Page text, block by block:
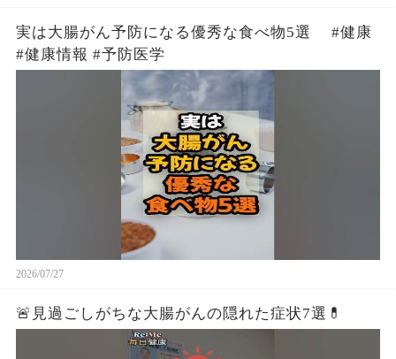
実は大腸がん予防になる優秀な食べ物5選 #健康
#健康情報 #予防医学
2026/07/27
🚨見過ごしがちな大腸がんの隠れた症状7選💊